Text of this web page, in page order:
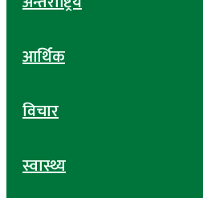
आर्थिक
विचार
स्वास्थ्य